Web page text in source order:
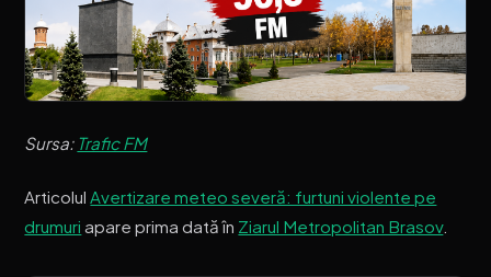
Sursa: Trafic FM
Articolul Avertizare meteo severă: furtuni violente pe
drumuri apare prima dată în Ziarul Metropolitan Brasov.